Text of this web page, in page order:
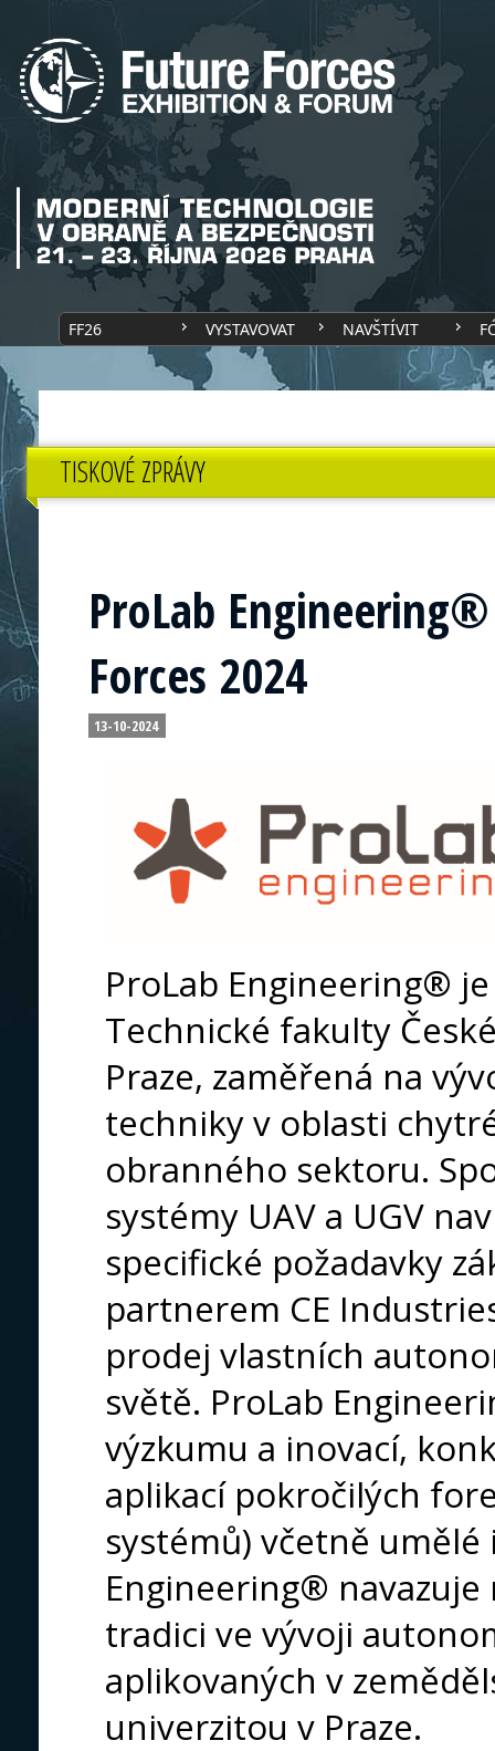
FF26 VYSTAVOVAT NAVŠTÍVIT
TISKOVÉ ZPRÁVY
ProLab
Forces 2024
13-10-2024
ProLab Engineering®
Technické fakulty
Praze, zaměřená na
techniky v oblasti
obranného sektoru.
systémy UAV a UGV
specifické požadavky
partnerem CE
prodej vlastních
světě. ProLab
výzkumu a inovací,
aplikací pokročilých
systémů) včetně
Engineering®
tradici ve vývoji
aplikovaných v
univerzitou v Praze.